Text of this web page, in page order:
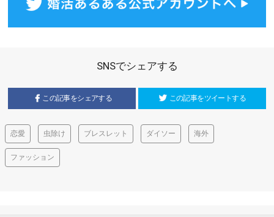
SNSでシェアする
この記事をシェアする この記事をツイートする
恋愛 虫除け ブレスレット ダイソー 海外
ファッション